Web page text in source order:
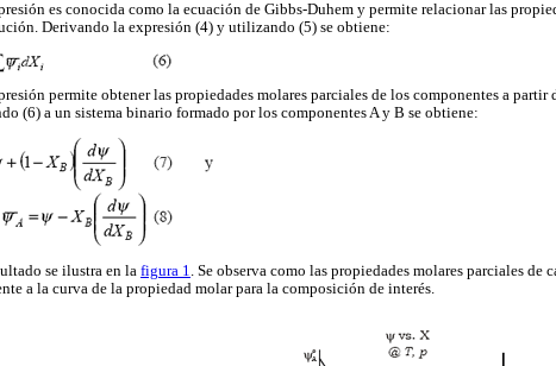
es conocida como la ecuación de Gibbs-Duhem y permite relacionar las
Derivando la expresión (4) y utilizando (5) se obtiene:
permite obtener las propiedades molares parciales de los componentes a
(6) a un sistema binario formado por los componentes A y B se obtiene:
se ilustra en la figura 1
. Se observa como las propiedades molares parciales
a la curva de la propiedad molar para la composición de interés.